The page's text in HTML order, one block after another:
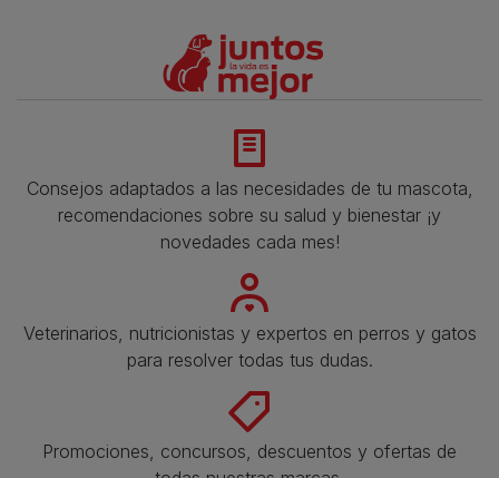
Consejos adaptados a las necesidades de tu mascota,
recomendaciones sobre su salud y bienestar ¡y
novedades cada mes!
Veterinarios, nutricionistas y expertos en perros y gatos
para resolver todas tus dudas.​
Promociones, concursos, descuentos y ofertas de